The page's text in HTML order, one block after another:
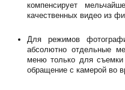
компенсирует
качественных видео из
Для режимов
абсолютно отдельные
меню только для съемки
обращение с камерой во